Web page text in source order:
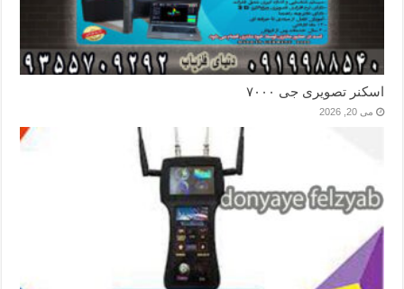
اسکنر تصویری جی ۷۰۰۰
می 20, 2026